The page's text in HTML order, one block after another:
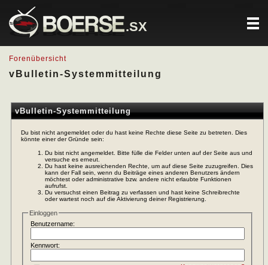
.SX
Forenübersicht
vBulletin-Systemmitteilung
vBulletin-Systemmitteilung
Du bist nicht angemeldet oder du hast keine Rechte diese Seite zu betreten. Dies
könnte einer der Gründe sein:
Du bist nicht angemeldet. Bitte fülle die Felder unten auf der Seite aus und
versuche es erneut.
Du hast keine ausreichenden Rechte, um auf diese Seite zuzugreifen. Dies
kann der Fall sein, wenn du Beiträge eines anderen Benutzers ändern
möchtest oder administrative bzw. andere nicht erlaubte Funktionen
aufrufst.
Du versuchst einen Beitrag zu verfassen und hast keine Schreibrechte
oder wartest noch auf die Aktivierung deiner Registrierung.
Einloggen
Benutzername:
Kennwort: